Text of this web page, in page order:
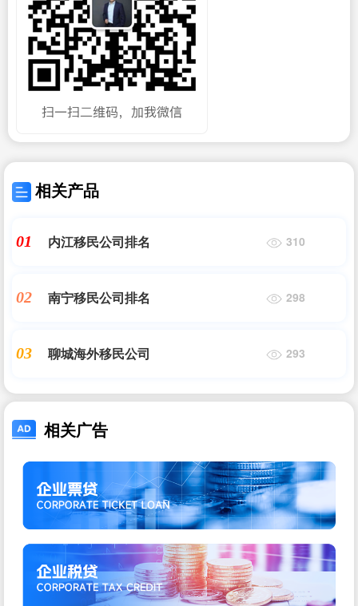
相关产品
01 内江移民公司排名 310
02 南宁移民公司排名 298
03 聊城海外移民公司 293
相关广告